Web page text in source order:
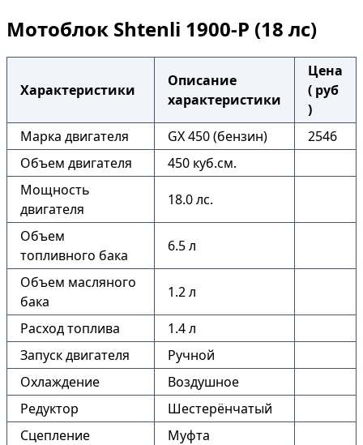
Мотоблок Shtenli 1900-P (18 лс)
Характеристики
Описание
характеристики
Цена
( руб
)
Марка двигателя
GX 450 (бензин)
2546
Объем двигателя
450 куб.см.
Мощность
двигателя
18.0 лс.
Объем
топливного бака
6.5 л
Объем масляного
бака
1.2 л
Расход топлива
1.4 л
Запуск двигателя
Ручной
Охлаждение
Воздушное
Редуктор
Шестерёнчатый
Сцепление
Муфта